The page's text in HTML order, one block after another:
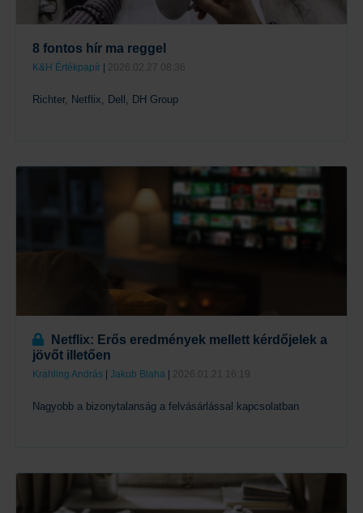
8 fontos hír ma reggel
K&H Értékpapír 2026.02.27 08:36
Richter, Netflix, Dell, DH Group
Netflix: Erős eredmények mellett kérdőjelek a
jövőt illetően
Krahling András Jakub Blaha 2026.01.21 16:19
Nagyobb a bizonytalanság a felvásárlással kapcsolatban